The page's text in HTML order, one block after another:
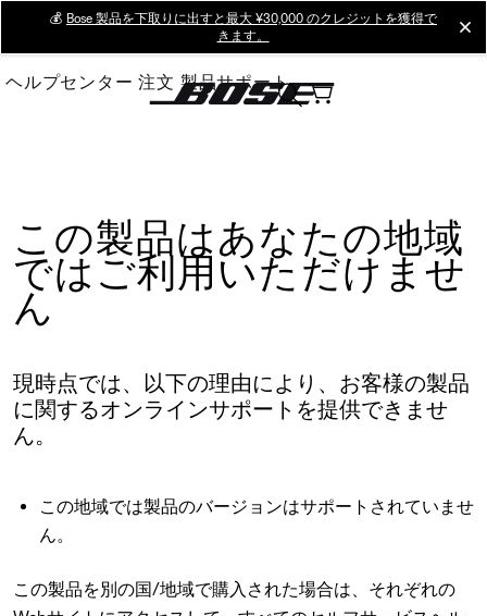
Main
💰 Bose 製品を下取りに出すと最大 ¥30,000 のクレジットを獲得で
きます。
ヘルプセンター 注文 製品サポート
この製品はあなたの地域
ではご利用いただけませ
ん
現時点では、以下の理由により、お客様の製品
に関するオンラインサポートを提供できませ
ん。
この地域では製品のバージョンはサポートされていませ
ん。
この製品を別の国/地域で購入された場合は、それぞれの